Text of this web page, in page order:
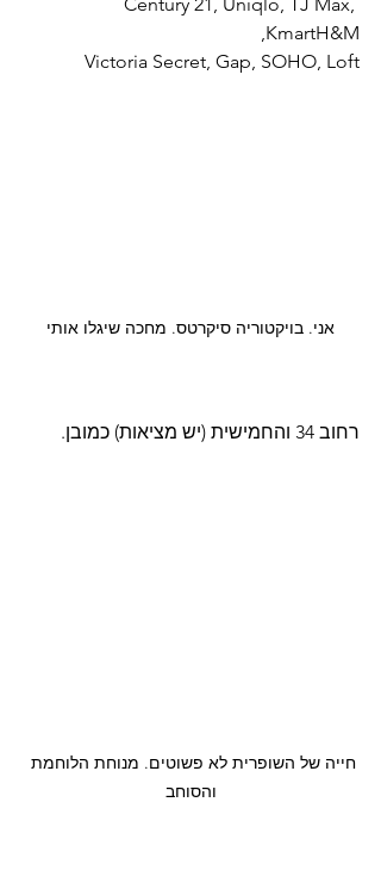
KmartH&M,
Victoria Secret, Gap, SOHO, Loft
אני. בויקטוריה סיקרטס. מחכה שיגלו אותי
רחוב 34 והחמישית (יש מציאות) כמובן.
חייה של השופרית לא פשוטים. מנוחת הלוחמת
והסוחב